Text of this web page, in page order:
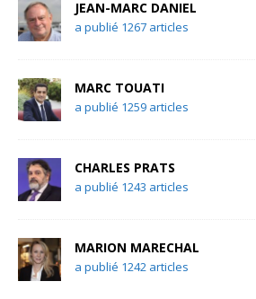
JEAN-MARC DANIEL
a publié 1267 articles
MARC TOUATI
a publié 1259 articles
CHARLES PRATS
a publié 1243 articles
MARION MARECHAL
a publié 1242 articles